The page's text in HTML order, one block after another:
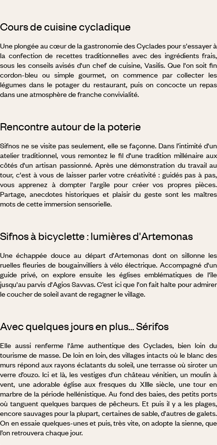
Cours de cuisine cycladique
Une plongée au cœur de la gastronomie des Cyclades pour s'essayer à
la confection de recettes traditionnelles avec des ingrédients frais,
sous les conseils avisés d'un chef de cuisine, Vasilis. Que l'on soit fin
cordon-bleu ou simple gourmet, on commence par collecter les
légumes dans le potager du restaurant, puis on concocte un repas
dans une atmosphère de franche convivialité.
Rencontre autour de la poterie
Sifnos ne se visite pas seulement, elle se façonne. Dans l’intimité d'un
atelier traditionnel, vous remontez le fil d'une tradition millénaire aux
côtés d'un artisan passionné. Après une démonstration du travail au
tour, c'est à vous de laisser parler votre créativité : guidés pas à pas,
vous apprenez à dompter l'argile pour créer vos propres pièces.
Partage, anecdotes historiques et plaisir du geste sont les maîtres
mots de cette immersion sensorielle.
Sifnos à bicyclette : lumières d'Artemonas
Une échappée douce au départ d'Artemonas dont on sillonne les
ruelles fleuries de bougainvilliers à vélo électrique. Accompagné d'un
guide privé, on explore ensuite les églises emblématiques de l'île
jusqu'au parvis d'Agios Savvas. C’est ici que l'on fait halte pour admirer
le coucher de soleil avant de regagner le village.
Avec quelques jours en plus... Sérifos
Elle aussi renferme l'âme authentique des Cyclades, bien loin du
tourisme de masse. De loin en loin, des villages intacts où le blanc des
murs répond aux rayons éclatants du soleil, une terrasse où siroter un
verre d’ouzo. Ici et là, les vestiges d'un château vénitien, un moulin à
vent, une adorable église aux fresques du XIIIe siècle, une tour en
marbre de la période hellénistique. Au fond des baies, des petits ports
où tanguent quelques barques de pêcheurs. Et puis il y a les plages,
encore sauvages pour la plupart, certaines de sable, d'autres de galets.
On en essaie quelques-unes et puis, très vite, on adopte la sienne, que
l’on retrouvera chaque jour.